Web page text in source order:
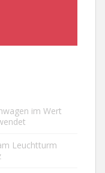
im Wert
Leuchtturm